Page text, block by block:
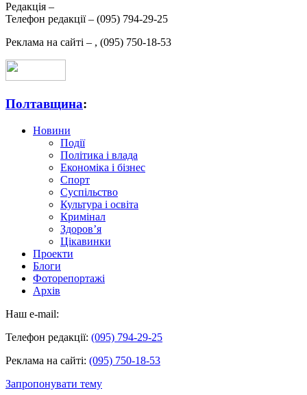
Редакція –
Телефон редакції – (095) 794-29-25
Реклама на сайті – , (095) 750-18-53
Полтавщина:
Новини
Події
Політика і влада
Економіка і бізнес
Спорт
Суспільство
Культура і освіта
Кримінал
Здоров’я
Цікавинки
Проекти
Блоги
Фоторепортажі
Архів
Наш e-mail:
Телефон редакції: (095) 794-29-25
Реклама на сайті: (095) 750-18-53
Запропонувати тему